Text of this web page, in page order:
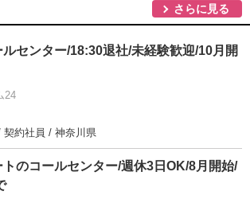
さらに見る
センター/18:30退社/未経験歓迎/10月開
24
契約社員 / 神奈川県
のコールセンター/週休3日OK/8月開始/